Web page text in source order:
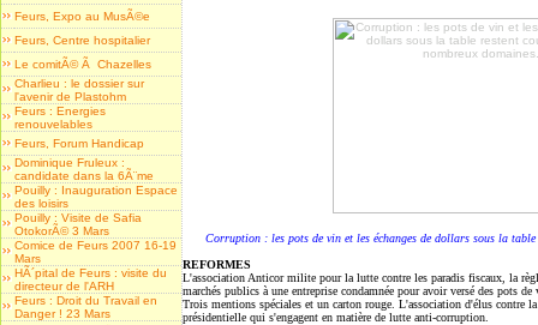
Feurs, Expo au MusÃ©e
Feurs, Centre hospitalier
Le comitÃ© Ã Chazelles
Charlieu : le dossier sur
l'avenir de Plastohm
Feurs : Energies
renouvelables
Feurs, Forum Handicap
Dominique Fruleux :
candidate dans la 6Ã¨me
Pouilly : Inauguration Espace
des loisirs
Pouilly : Visite de Safia
OtokorÃ© 3 Mars
Comice de Feurs 2007 16-19
Mars
HÃ´pital de Feurs : visite du
directeur de l'ARH
Feurs : Droit du Travail en
Danger ! 23 Mars
Corruption : les pots de vin et les échanges de dollars sous la
REFORMES
L'association Anticor milite pour la lutte contre les paradis fiscaux, la
marchés publics à une entreprise condamnée pour avoir versé des pots de
Trois mentions spéciales et un carton rouge. L'association d'élus contre
présidentielle qui s'engagent en matière de lutte anti-corruption.